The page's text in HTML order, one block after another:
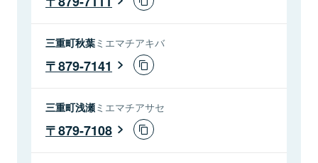
三重町秋葉ミエマチアキバ
879-7141
三重町浅瀬ミエマチアサセ
879-7108